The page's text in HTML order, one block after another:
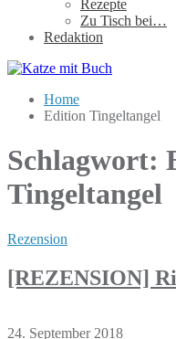
Rezepte
Zu Tisch bei…
Redaktion
Home
Edition Tingeltangel
Schlagwort:
Tingeltangel
Rezension
[REZENSION]
24. September 2018